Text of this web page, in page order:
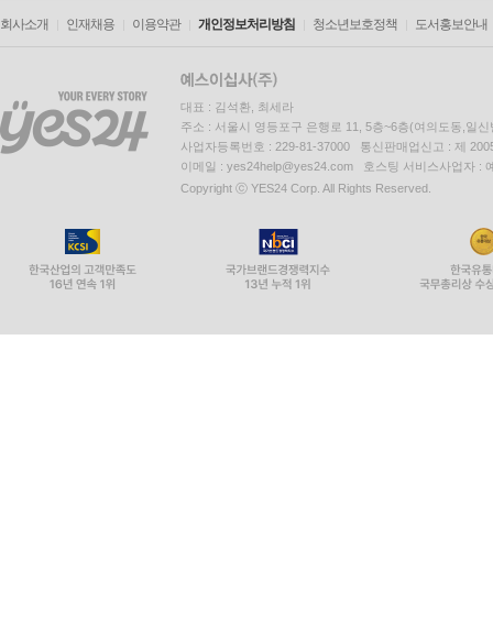
회사소개 인재채용 이용약관 개인정보처리방침 청소년보호정책 도서홍보안내
대표 : 김석환, 최세라
주소 : 서울시 영등포구 은행로 11, 5층~6층(여의도동,일신
사업자등록번호 : 229-81-37000 통신판매업신고 : 제
이메일 : yes24help@yes24.com 호스팅 서비스사업자 :
Copyright ⓒ YES24 Corp. All Rights Reserved.